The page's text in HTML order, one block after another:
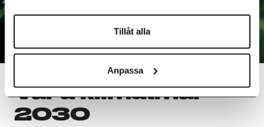
Tillåt alla
Anpassa
Våra klimatmål
2030